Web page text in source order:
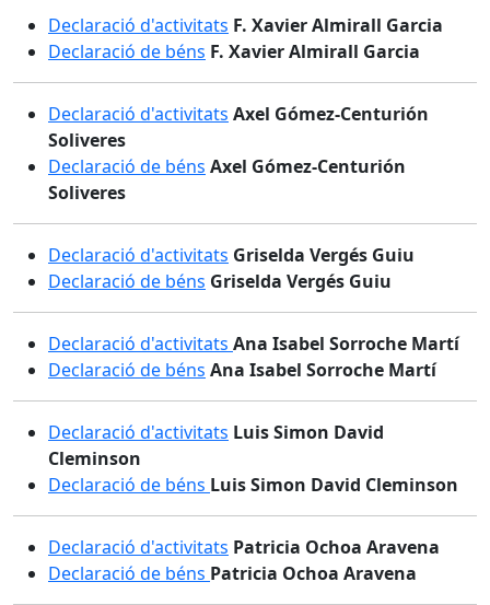
Declaració d'activitats F. Xavier Almirall Garcia
Declaració de béns F. Xavier Almirall Garcia
Declaració d'activitats Axel Gómez-Centurión
Soliveres
Declaració de béns Axel Gómez-Centurión
Soliveres
Declaració d'activitats Griselda Vergés Guiu
Declaració de béns Griselda Vergés Guiu
Declaració d'activitats Ana Isabel Sorroche Martí
Declaració de béns Ana Isabel Sorroche Martí
Declaració d'activitats Luis Simon David
Cleminson
Declaració de béns Luis Simon David Cleminson
Declaració d'activitats Patricia Ochoa Aravena
Declaració de béns Patricia Ochoa Aravena